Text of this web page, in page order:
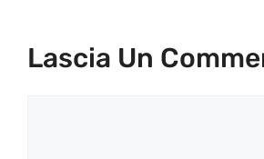
Lascia Un